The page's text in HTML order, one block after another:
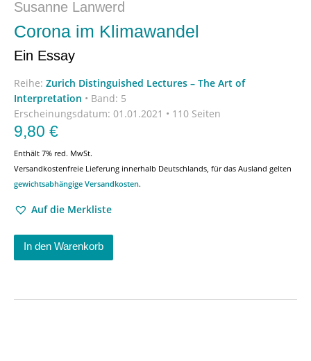
Susanne Lanwerd
Corona im Klimawandel
Ein Essay
Reihe: Zurich Distinguished Lectures – The Art of
Interpretation • Band: 5
Erscheinungsdatum: 01.01.2021 • 110 Seiten
9,80 €
Enthält 7% red. MwSt.
Versandkostenfreie Lieferung innerhalb Deutschlands, für das Ausland gelten
gewichtsabhängige Versandkosten.
Auf die Merkliste
In den Warenkorb